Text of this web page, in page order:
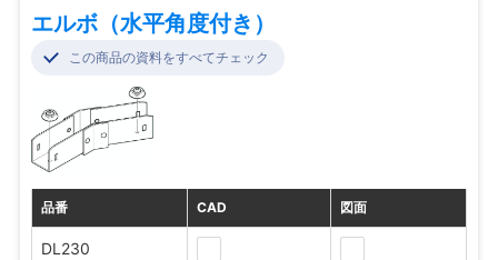
エルボ（水平角度付き）
この商品の資料をすべてチェック
品番 CAD 図面
DL230